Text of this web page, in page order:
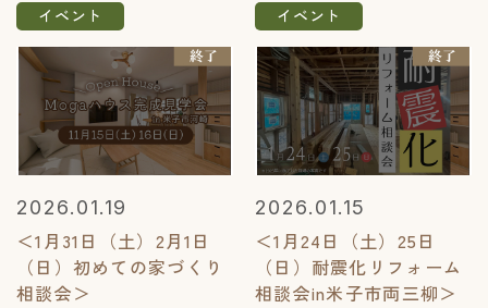
イベント
2026.01.19
＜1月31日（土）2月1日
（日）初めての家づくり
相談会＞
イベント
2026.01.15
＜1月24日（土）25日
（日）耐震化リフォーム
相談会in米子市両三柳＞